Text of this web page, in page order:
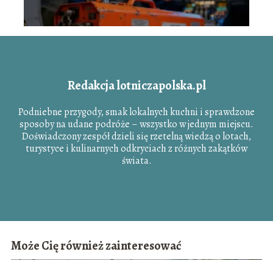
Redakcja lotniczapolska.pl
Podniebne przygody, smak lokalnych kuchni i sprawdzone
sposoby na udane podróże – wszystko w jednym miejscu.
Doświadczony zespół dzieli się rzetelną wiedzą o lotach,
turystyce i kulinarnych odkryciach z różnych zakątków
świata.
Może Cię również zainteresować